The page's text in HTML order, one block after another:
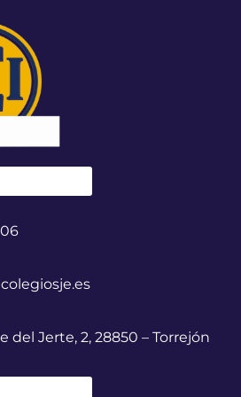
del Jerte, 2, 28850 – Torrejón